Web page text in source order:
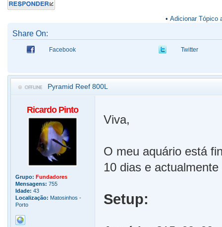
• Adicionar Tópico
Share On:
Facebook Twitter
Pyramid Reef 800L
Ricardo Pinto
Grupo: Fundadores
Mensagens: 755
Idade: 43
Localização: Matosinhos -
Porto
Viva,
O meu aquário está
10 dias e
Setup: